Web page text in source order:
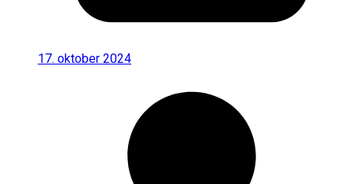
17. oktober 2024